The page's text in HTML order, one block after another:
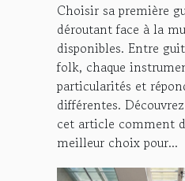
Choisir sa première
déroutant face à la
disponibles. Entre
folk, chaque
particularités et
différentes.
cet article comment
meilleur choix pour...